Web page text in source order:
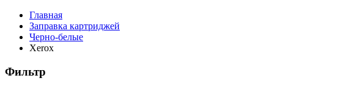
Главная
Заправка картриджей
Черно-белые
Xerox
Фильтр